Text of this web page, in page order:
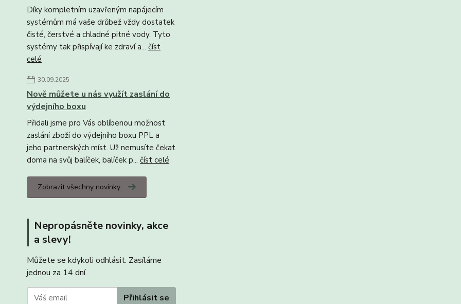
Díky kompletním uzavřeným napájecím
systémům má vaše drůbež vždy dostatek
čisté, čerstvé a chladné pitné vody. Tyto
systémy tak přispívají ke zdraví a... číst
celé
30.09.2025
Nově můžete u nás využít zaslání do
výdejního boxu
Přidali jsme pro Vás oblíbenou možnost
zaslání zboží do výdejního boxu PPL a
jeho partnerských míst. Už nemusíte čekat
doma na svůj balíček, balíček p... číst celé
Zobrazit všechny novinky
Nepropásněte novinky, akce
a slevy!
Můžete se kdykoli odhlásit. Zasíláme
jednou za 14 dní.
Přihlásit se